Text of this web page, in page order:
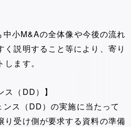
小M&Aの全体像や今後の流れ
く説明すること等により、寄り
ます。
ス（DD）】
ス（DD）の実施に当たって
り受け側が要求する資料の準備